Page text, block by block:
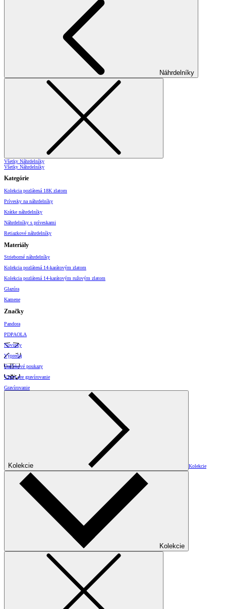
Náhrdelníky
Všetky Náhrdelníky
Všetky Náhrdelníky
Kategórie
Kolekcia pozlátená 18K zlatom
Prívesky na náhrdelníky
Krátke náhrdelníky
Náhrdelníky s príveskami
Retiazkové náhrdelníky
Materiály
Strieborné náhrdelníky
Kolekcia pozlátená 14-karátovým zlatom
Kolekcia pozlátená 14-karátovým ružovým zlatom
Glazúra
Kamene
Značky
Pandora
PDPAOLA
Novinky
Výpredaj
Darčekové poukazy
Vzory pre gravírovanie
Gravírovanie
Kolekcie Kolekcie
Kolekcie